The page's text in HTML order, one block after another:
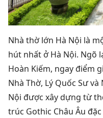
Nhà thờ lớn Hà Nội là
hút nhất ở Hà Nội. Ngõ
Hoàn Kiếm, ngay điểm
Nhà Thờ, Lý Quốc Sư và
Nội được xây dựng từ
trúc Gothic Châu Âu